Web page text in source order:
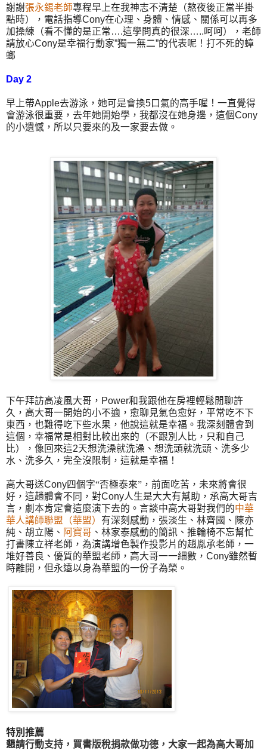
謝謝張永錫老師專程早上在我神志不清楚（熬夜後正當半掛
點時），電話指導Cony在心理、身體、情感、關係可以再多
加操練（看不懂的是正常….這學問真的很深…..呵呵），老師
請放心Cony是幸福行動家”獨一無二”的代表呢！打不死的蟑
螂
Day 2
早上帶Apple去游泳，她可是會換5口氣的高手喔！一直覺得
會游泳很重要，去年她開始學，我都沒在她身邊，這個Cony
的小遺憾，所以只要來的及一家要去做。
下午拜訪高凌風大哥， Power和我跟他在房裡輕鬆閒聊許
久，高大哥一開始的小不適，愈聊見氣色愈好，平常吃不下
東西，也難得吃下些水果，他說這就是幸福。我深刻體會到
這個，幸福常是相對比較出來的（不跟別人比，只和自己
比），像回來這2天想洗澡就洗澡、想洗頭就洗頭、洗多少
水、洗多久，完全沒限制，這就是幸福！
高大哥送Cony四個字“否極泰來”，前面吃苦，未來將會很
好，這趟體會不同，對Cony人生是大大有幫助，承高大哥吉
言，劇本肯定會這麼演下去的。言談中高大哥對我們的中華
華人講師聯盟（華盟） 有深刻感動，張淡生、林齊國、陳亦
純、胡立陽、 阿寶哥 、林家泰感動的簡訊、推輪椅不忘幫忙
打書 陳立祥老師，為演講增色製作投影片的趙胤承老師，一
堆好善良、優質的華盟老師，高大哥一一細數， Cony雖然暫
時離開，但永遠以身為華盟的一份子為榮。
特別推薦
懇請行動支持，買書版稅捐款做功德，大家一起為高大哥加